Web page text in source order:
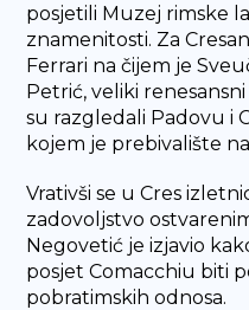
posjetili Muzej rimske
znamenitosti. Za
Ferrari na čijem je
Petrić, veliki
su razgledali Padovu i
kojem je prebivalište
Vrativši se u Cres
zadovoljstvo
Negovetić je izjavio
posjet Comacchiu biti
pobratimskih odnosa.